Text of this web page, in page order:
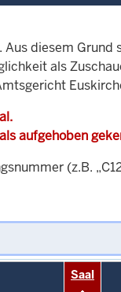
diesem Grund
als
aufgehoben
(z.B.
Saal